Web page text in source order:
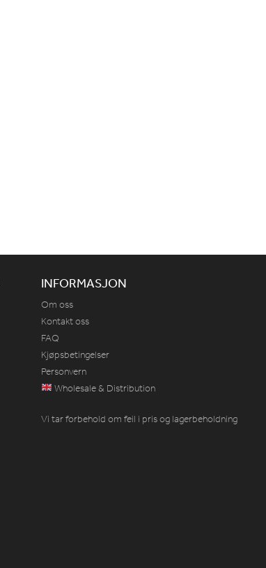
INFORMASJON
Om oss
Kontakt oss
FAQ
Kjøpsbetingelser
Personvern
Wholesale & Distribution
Vi tar forbehold om feil i pris og lagerbeholdning